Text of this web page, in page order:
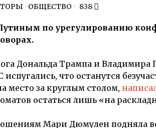
· ОБЩЕСТВО 838
по урегулированию
Дональда Трампа и Владимира
что останутся
место за круглым столом,
остаться лишь «на
Мари Дюмулен подняла